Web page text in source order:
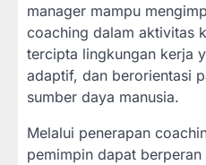
manager mampu
coaching dalam aktivitas
tercipta lingkungan kerja
adaptif, dan berorientasi
sumber daya manusia.
Melalui penerapan
pemimpin dapat